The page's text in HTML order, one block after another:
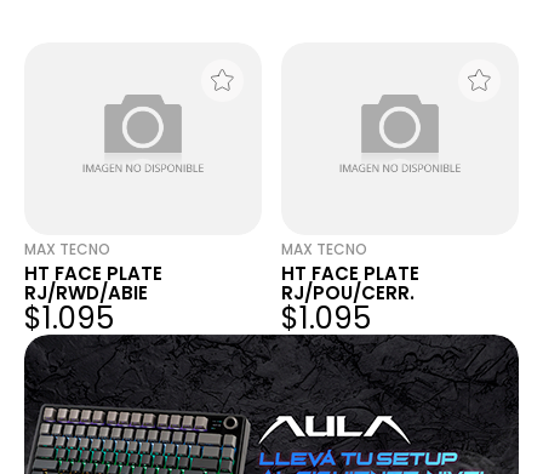
MAX TECNO
HT FACE PLATE
RJ/RWD/ABIE
$1.095
MAX TECNO
HT FACE PLATE
RJ/POU/CERR.
$1.095